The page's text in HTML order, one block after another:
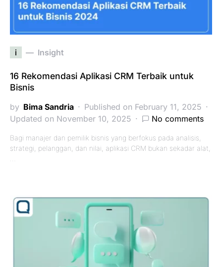
i Insight
16 Rekomendasi Aplikasi CRM Terbaik untuk
Bisnis
by Bima Sandria
Published on February 11, 2025
Updated on November 10, 2025
No comments
Bagi manajer dan pemilik bisnis yang berfokus pada analisis,
strategi, pelanggan, dan nilai, aplikasi CRM bukan sekadar alat,